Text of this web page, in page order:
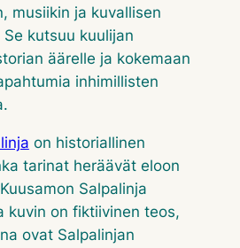
musiikin ja kuvallisen
kutsuu kuulijan
äärelle ja kokemaan
inhimillisten
on historiallinen
tarinat heräävät eloon
Kuusamon Salpalinja
kuvin on fiktiivinen teos,
ovat Salpalinjan